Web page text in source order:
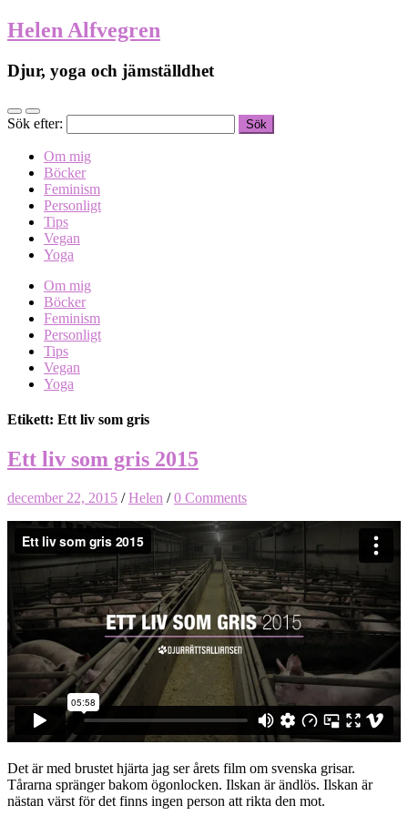
Helen Alfvegren
Djur, yoga och jämställdhet
Sök efter:
Om mig
Böcker
Feminism
Personligt
Tips
Vegan
Yoga
Om mig
Böcker
Feminism
Personligt
Tips
Vegan
Yoga
Etikett: Ett liv som gris
Ett liv som gris 2015
december 22, 2015 /Helen /0 Comments
Det är med brustet hjärta jag ser årets film om svenska grisar.
Tårarna spränger bakom ögonlocken. Ilskan är ändlös. Ilskan är
nästan värst för det finns ingen person att rikta den mot.